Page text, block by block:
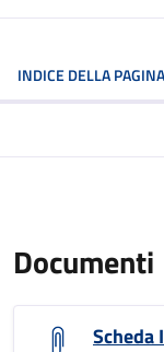
INDICE DELLA PAGINA
Documenti